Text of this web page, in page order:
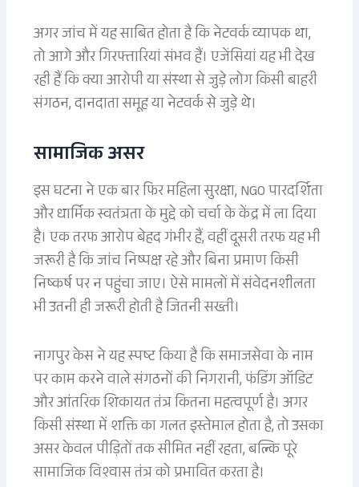
अगर जांच में यह साबित होता है कि नेटवर्क व्यापक था,
तो आगे और गिरफ्तारियां संभव हैं। एजेंसियां यह भी देख
रही हैं कि क्या आरोपी या संस्था से जुड़े लोग किसी बाहरी
संगठन, दानदाता समूह या नेटवर्क से जुड़े थे।
सामाजिक असर
इस घटना ने एक बार फिर महिला सुरक्षा, NGO पारदर्शिता
और धार्मिक स्वतंत्रता के मुद्दे को चर्चा के केंद्र में ला दिया
है। एक तरफ आरोप बेहद गंभीर हैं, वहीं दूसरी तरफ यह भी
जरूरी है कि जांच निष्पक्ष रहे और बिना प्रमाण किसी
निष्कर्ष पर न पहुंचा जाए। ऐसे मामलों में संवेदनशीलता
भी उतनी ही जरूरी होती है जितनी सख्ती।
नागपुर केस ने यह स्पष्ट किया है कि समाजसेवा के नाम
पर काम करने वाले संगठनों की निगरानी, फंडिंग ऑडिट
और आंतरिक शिकायत तंत्र कितना महत्वपूर्ण है। अगर
किसी संस्था में शक्ति का गलत इस्तेमाल होता है, तो उसका
असर केवल पीड़ितों तक सीमित नहीं रहता, बल्कि पूरे
सामाजिक विश्वास तंत्र को प्रभावित करता है।